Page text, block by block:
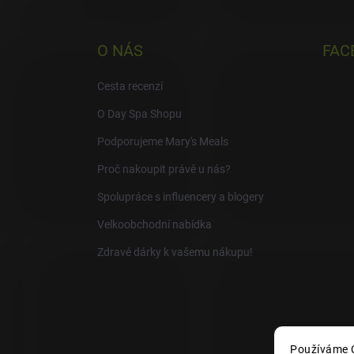
Používáme
O NÁS
Cesta recenzí
O Day Spa Shopu
Podporujeme Mary's Meals
Proč nakoupit právě u nás?
Spolupráce s influencery a blogery
Velkoobchodní nabídka
Zdravé dárky k vašemu nákupu!